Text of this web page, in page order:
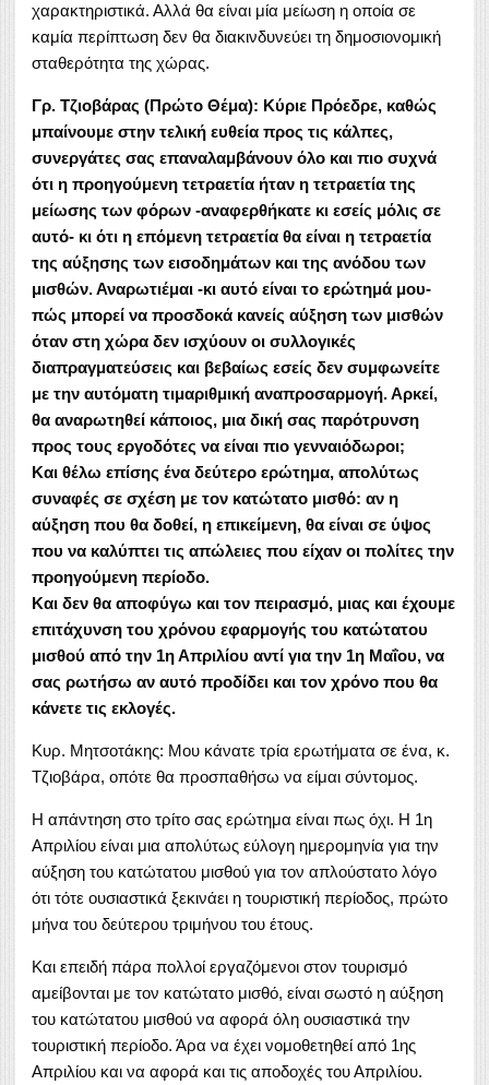
χαρακτηριστικά. Αλλά θα είναι μία μείωση η οποία σε
καμία περίπτωση δεν θα διακινδυνεύει τη δημοσιονομική
σταθερότητα της χώρας.
Γρ. Τζιοβάρας (Πρώτο Θέμα): Κύριε Πρόεδρε, καθώς
μπαίνουμε στην τελική ευθεία προς τις κάλπες,
συνεργάτες σας επαναλαμβάνουν όλο και πιο συχνά
ότι η προηγούμενη τετραετία ήταν η τετραετία της
μείωσης των φόρων -αναφερθήκατε κι εσείς μόλις σε
αυτό- κι ότι η επόμενη τετραετία θα είναι η τετραετία
της αύξησης των εισοδημάτων και της ανόδου των
μισθών. Αναρωτιέμαι -κι αυτό είναι το ερώτημά μου-
πώς μπορεί να προσδοκά κανείς αύξηση των μισθών
όταν στη χώρα δεν ισχύουν οι συλλογικές
διαπραγματεύσεις και βεβαίως εσείς δεν συμφωνείτε
με την αυτόματη τιμαριθμική αναπροσαρμογή. Αρκεί,
θα αναρωτηθεί κάποιος, μια δική σας παρότρυνση
προς τους εργοδότες να είναι πιο γενναιόδωροι;
Και θέλω επίσης ένα δεύτερο ερώτημα, απολύτως
συναφές σε σχέση με τον κατώτατο μισθό: αν η
αύξηση που θα δοθεί, η επικείμενη, θα είναι σε ύψος
που να καλύπτει τις απώλειες που είχαν οι πολίτες την
προηγούμενη περίοδο.
Και δεν θα αποφύγω και τον πειρασμό, μιας και έχουμε
επιτάχυνση του χρόνου εφαρμογής του κατώτατου
μισθού από την 1η Απριλίου αντί για την 1η Μαΐου, να
σας ρωτήσω αν αυτό προδίδει και τον χρόνο που θα
κάνετε τις εκλογές.
Κυρ. Μητσοτάκης: Μου κάνατε τρία ερωτήματα σε ένα, κ.
Τζιοβάρα, οπότε θα προσπαθήσω να είμαι σύντομος.
Η απάντηση στο τρίτο σας ερώτημα είναι πως όχι. Η 1η
Απριλίου είναι μια απολύτως εύλογη ημερομηνία για την
αύξηση του κατώτατου μισθού για τον απλούστατο λόγο
ότι τότε ουσιαστικά ξεκινάει η τουριστική περίοδος, πρώτο
μήνα του δεύτερου τριμήνου του έτους.
Και επειδή πάρα πολλοί εργαζόμενοι στον τουρισμό
αμείβονται με τον κατώτατο μισθό, είναι σωστό η αύξηση
του κατώτατου μισθού να αφορά όλη ουσιαστικά την
τουριστική περίοδο. Άρα να έχει νομοθετηθεί από 1ης
Απριλίου και να αφορά και τις αποδοχές του Απριλίου.